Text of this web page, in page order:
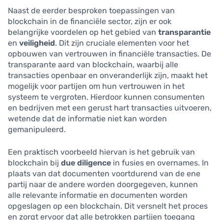
Naast de eerder besproken toepassingen van
blockchain in de financiële sector, zijn er ook
belangrijke voordelen op het gebied van transparantie
en veiligheid. Dit zijn cruciale elementen voor het
opbouwen van vertrouwen in financiële transacties. De
transparante aard van blockchain, waarbij alle
transacties openbaar en onveranderlijk zijn, maakt het
mogelijk voor partijen om hun vertrouwen in het
systeem te vergroten. Hierdoor kunnen consumenten
en bedrijven met een gerust hart transacties uitvoeren,
wetende dat de informatie niet kan worden
gemanipuleerd.
Een praktisch voorbeeld hiervan is het gebruik van
blockchain bij due diligence in fusies en overnames. In
plaats van dat documenten voortdurend van de ene
partij naar de andere worden doorgegeven, kunnen
alle relevante informatie en documenten worden
opgeslagen op een blockchain. Dit versnelt het proces
en zorgt ervoor dat alle betrokken partijen toegang